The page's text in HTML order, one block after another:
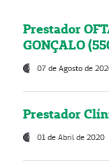
Prestador
GONÇALO
07 de Agosto de
Prestador
01 de Abril de 2020